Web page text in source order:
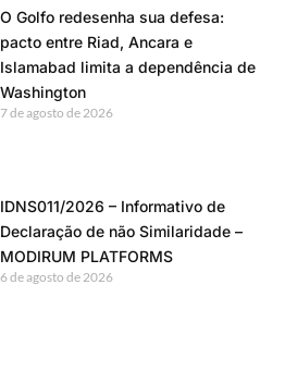
O Golfo redesenha sua defesa:
pacto entre Riad, Ancara e
Islamabad limita a dependência de
Washington
7 de agosto de 2026
IDNS011/2026 – Informativo de
Declaração de não Similaridade –
MODIRUM PLATFORMS
6 de agosto de 2026